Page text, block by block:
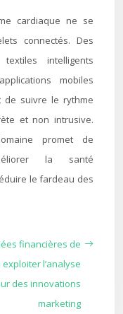
cardiaque ne se
connectés. Des
intelligents
mobiles
de suivre le rythme
et non intrusive.
promet de
la santé
le fardeau des
financières de
exploiter l’analyse
des innovations
marketing